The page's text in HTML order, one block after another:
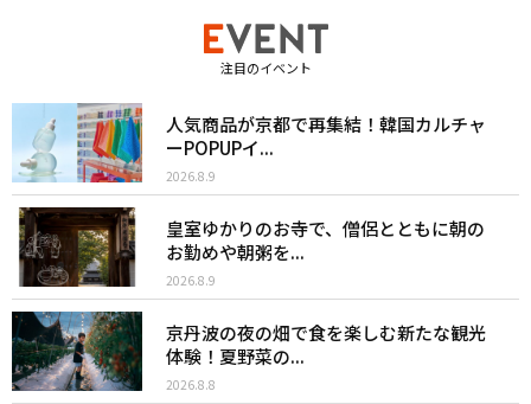
注目のイベント
人気商品が京都で再集結！韓国カルチャ
ーPOPUPイ...
2026.8.9
皇室ゆかりのお寺で、僧侶とともに朝の
お勤めや朝粥を...
2026.8.9
京丹波の夜の畑で食を楽しむ新たな観光
体験！夏野菜の...
2026.8.8